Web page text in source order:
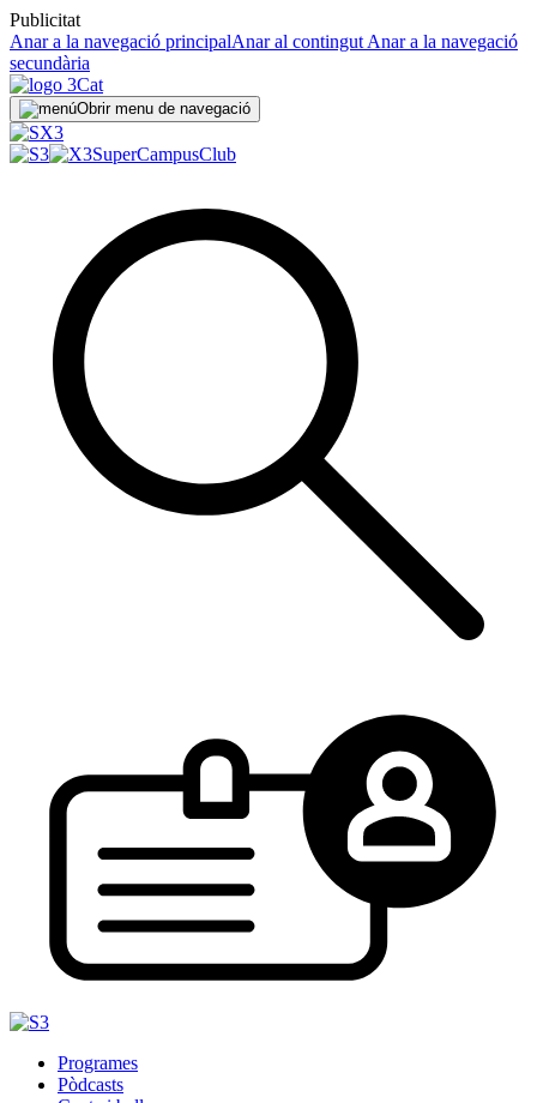
Publicitat
Anar a la navegació principalAnar al contingut Anar a la navegació
secundària
Obrir menu de navegació
SuperCampusClub
Programes
Pòdcasts